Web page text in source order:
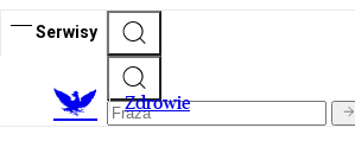
Serwisy
Zdrowie